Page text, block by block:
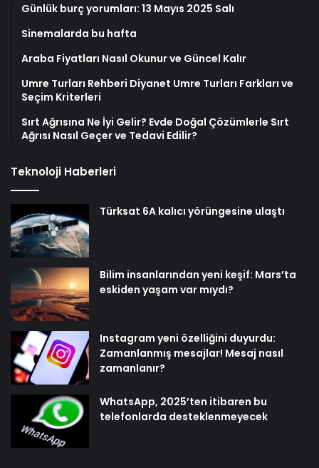
Günlük burç yorumları: 13 Mayıs 2025 Salı
Sinemalarda bu hafta
Araba Fiyatları Nasıl Okunur ve Güncel Kalır
Umre Turları Rehberi Diyanet Umre Turları Farkları ve
Seçim Kriterleri
Sırt Ağrısına Ne İyi Gelir? Evde Doğal Çözümlerle Sırt
Ağrısı Nasıl Geçer ve Tedavi Edilir?
Teknoloji Haberleri
Türksat 6A kalıcı yörüngesine ulaştı
Bilim insanlarından yeni keşif: Mars’ta
eskiden yaşam var mıydı?
Instagram yeni özelliğini duyurdu:
Zamanlanmış mesajlar! Mesaj nasıl
zamanlanır?
WhatsApp, 2025’ten itibaren bu
telefonlarda desteklenmeyecek